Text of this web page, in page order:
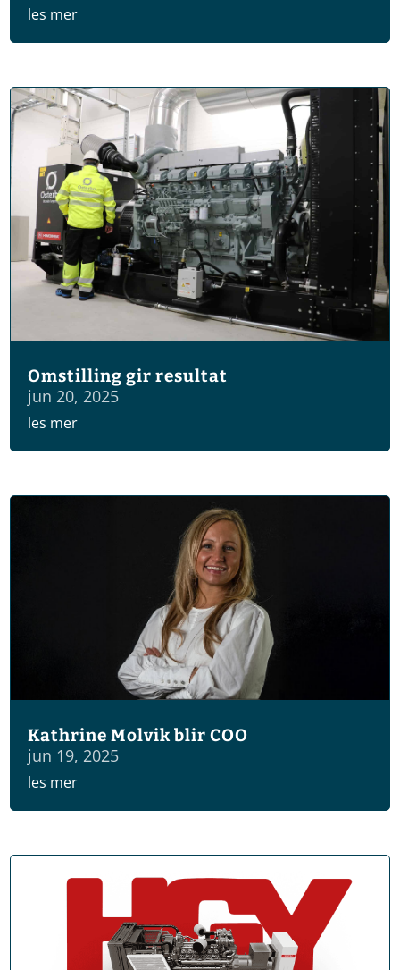
les mer
Omstilling gir resultat
jun 20, 2025
les mer
Kathrine Molvik blir COO
jun 19, 2025
les mer